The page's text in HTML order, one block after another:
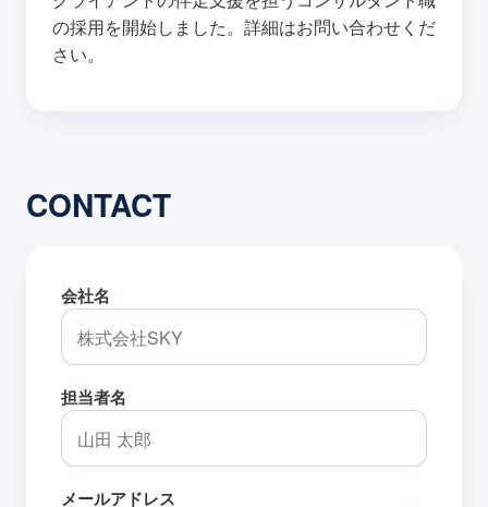
の採用を開始しました。詳細はお問い合わせくだ
さい。
CONTACT
会社名
担当者名
メールアドレス